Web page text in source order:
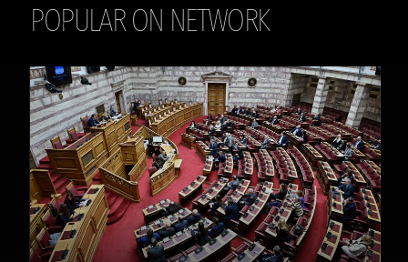
POPULAR ON NETWORK
THE DAILY